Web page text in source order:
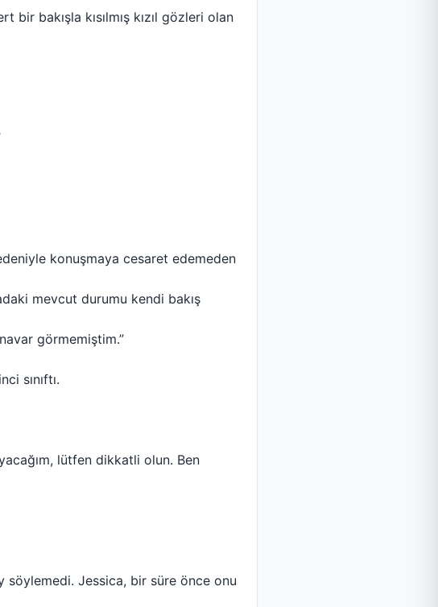
bir bakışla kısılmış kızıl gözleri olan
konuşmaya cesaret edemeden
mevcut durumu kendi bakış
görmemiştim.”
sınıftı.
lütfen dikkatli olun. Ben
söylemedi. Jessica, bir süre önce onu